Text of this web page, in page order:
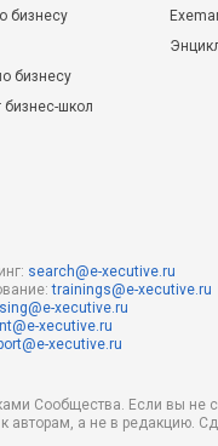
бизнесу
бизнесу
бизнес-школ
search@e-xecutive.ru
trainings@e-xecutive.ru
xecutive.ru
xecutive.ru
xecutive.ru
Сообщества. Если вы
авторам, а не в редакцию.